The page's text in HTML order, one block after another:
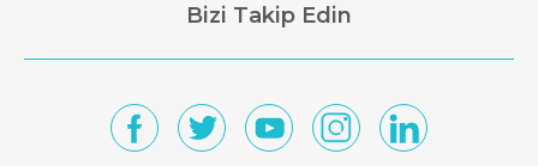
Bizi Takip Edin